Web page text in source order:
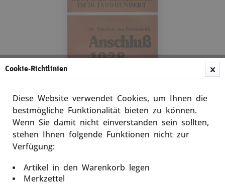
Nikolaus von Preradiovich
Anschluß 1938 – Österreich und Sudetenland
Artikel-Nr.: 10993
Cookie-Richtlinien
Diese Website verwendet Cookies, um Ihnen die
bestmögliche Funktionalität bieten zu können.
Wenn Sie damit nicht einverstanden sein sollten,
stehen Ihnen folgende Funktionen nicht zur
Verfügung:
Artikel in den Warenkorb legen
Merkzettel